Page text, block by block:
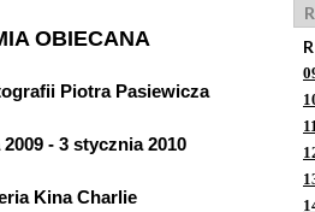
OBIECANA
Piotra Pasiewicza
- 3 stycznia 2010
Kina Charlie